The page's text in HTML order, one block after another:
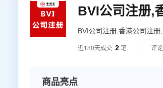
BVI公司注册,香港公司注
近180天成交 2 笔 评论
商品亮点